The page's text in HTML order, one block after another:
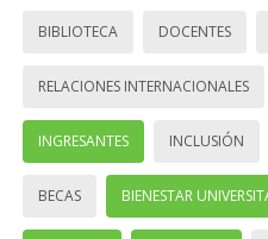
BIBLIOTECA DOCENTES
RELACIONES INTERNACIONALES
INGRESANTES INCLUSIÓN
BECAS BIENESTAR